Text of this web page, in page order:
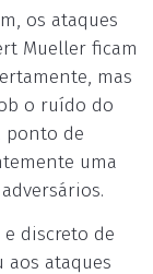
os ataques
Mueller ficam
mas
o ruído do
ponto de
uma
discreto de
aos ataques